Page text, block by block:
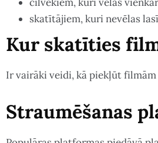
skatītājiem, kuri nevēlas
Kur skatīties
Ir vairāki veidi, kā piekļūt
Straumēšanas